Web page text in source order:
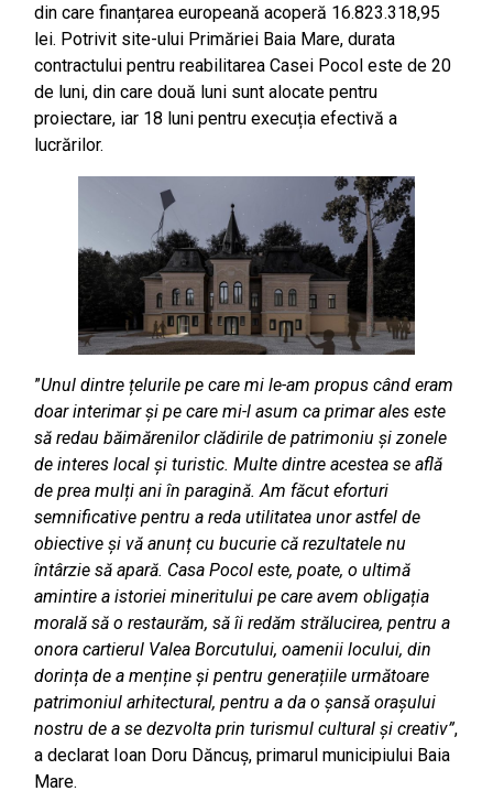
din care finanțarea europeană acoperă 16.823.318,95
lei. Potrivit site-ului Primăriei Baia Mare, durata
contractului pentru reabilitarea Casei Pocol este de 20
de luni, din care două luni sunt alocate pentru
proiectare, iar 18 luni pentru execuția efectivă a
lucrărilor.
”Unul dintre țelurile pe care mi le-am propus când eram
doar interimar și pe care mi-l asum ca primar ales este
să redau băimărenilor clădirile de patrimoniu și zonele
de interes local și turistic. Multe dintre acestea se află
de prea mulți ani în paragină. Am făcut eforturi
semnificative pentru a reda utilitatea unor astfel de
obiective și vă anunț cu bucurie că rezultatele nu
întârzie să apară. Casa Pocol este, poate, o ultimă
amintire a istoriei mineritului pe care avem obligația
morală să o restaurăm, să îi redăm strălucirea, pentru a
onora cartierul Valea Borcutului, oamenii locului, din
dorința de a menține și pentru generațiile următoare
patrimoniul arhitectural, pentru a da o șansă orașului
nostru de a se dezvolta prin turismul cultural și creativ”,
a declarat Ioan Doru Dăncuș, primarul municipiului Baia
Mare.